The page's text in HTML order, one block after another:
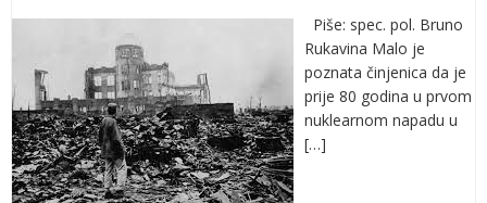
Piše: spec. pol. Bruno
Rukavina Malo je
poznata činjenica da je
prije 80 godina u prvom
nuklearnom napadu u
[…]